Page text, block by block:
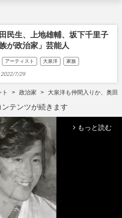
民生、上地雄輔、坂下千里子
が政治家」芸能人
アーティスト 大泉洋 家族
2022/7/29
政治家 大泉洋も仲間入りか、奥田
テンツが続きます
arrow_forward_ios もっと読む